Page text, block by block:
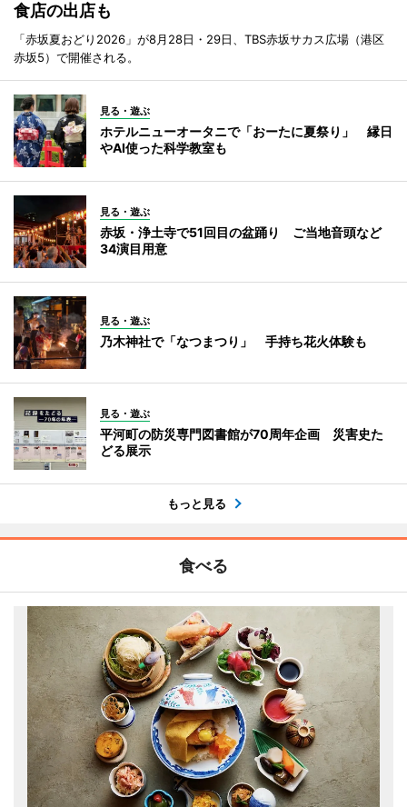
食店の出店も
「赤坂夏おどり2026」が8月28日・29日、TBS赤坂サカス広場（港区
赤坂5）で開催される。
見る・遊ぶ
ホテルニューオータニで「おーたに夏祭り」 縁日
やAI使った科学教室も
見る・遊ぶ
赤坂・浄土寺で51回目の盆踊り ご当地音頭など
34演目用意
見る・遊ぶ
乃木神社で「なつまつり」 手持ち花火体験も
見る・遊ぶ
平河町の防災専門図書館が70周年企画 災害史た
どる展示
もっと見る
食べる